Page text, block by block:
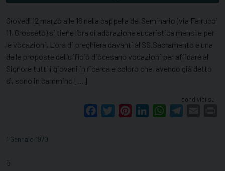
Giovedì 12 marzo alle 18 nella cappella del Seminario (via Ferrucci
11, Grosseto) si tiene l’ora di adorazione eucaristica mensile per
le vocazioni. L’ora di preghiera davanti al SS.Sacramento è una
delle proposte dell’ufficio diocesano vocazioni per affidare al
Signore tutti i giovani in ricerca e coloro che, avendo già detto
sì, sono in cammino […]
condividi su
FacebookTwitterPinterestLinkedInWhatsApp
1 Gennaio 1970
ò